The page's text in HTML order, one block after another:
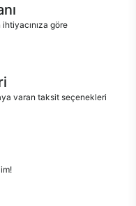
göre
varan taksit seçenekleri